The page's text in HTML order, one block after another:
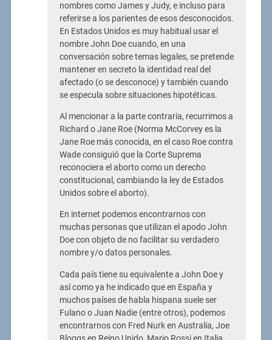
nombres como James y Judy, e incluso para
referirse a los parientes de esos desconocidos.
En Estados Unidos es muy habitual usar el
nombre John Doe cuando, en una
conversación sobre temas legales, se pretende
mantener en secreto la identidad real del
afectado (o se desconoce) y también cuando
se especula sobre situaciones hipotéticas.
Al mencionar a la parte contraria, recurrimos a
Richard o Jane Roe (Norma McCorvey es la
Jane Roe más conocida, en el caso Roe contra
Wade consiguió que la Corte Suprema
reconociera el aborto como un derecho
constitucional, cambiando la ley de Estados
Unidos sobre el aborto).
En internet podemos encontrarnos con
muchas personas que utilizan el apodo John
Doe con objeto de no facilitar su verdadero
nombre y/o datos personales.
Cada país tiene su equivalente a John Doe y
así como ya he indicado que en España y
muchos países de habla hispana suele ser
Fulano o Juan Nadie (entre otros), podemos
encontrarnos con Fred Nurk en Australia, Joe